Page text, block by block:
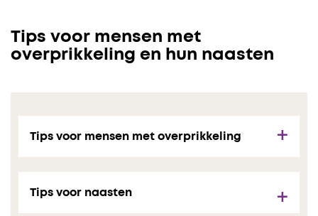
Tips voor mensen met
overprikkeling en hun naasten
Tips voor mensen met overprikkeling
Tips voor naasten